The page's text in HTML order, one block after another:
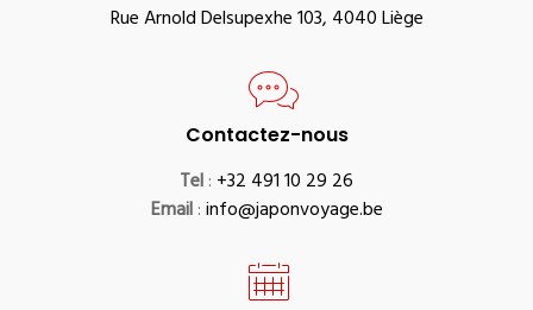
Rue Arnold Delsupexhe 103, 4040 Liège
Contactez-nous
Tel: +32 491 10 29 26
Email:info@japonvoyage.be